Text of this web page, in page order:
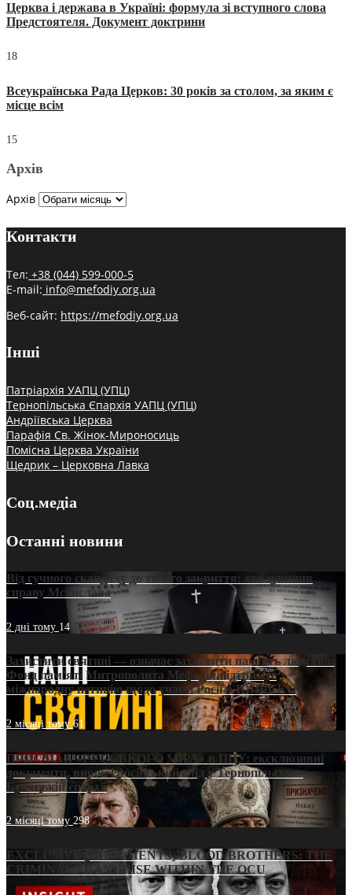
Церква і держава в Україні: формула зі вступного слова
Предстоятеля. Документ доктрини
18
Всеукраїнська Рада Церков: 30 років за столом, за яким є
місце всім
15
Архів
Архів
Контакти
Тел: +38 (044) 599-000-5
E-mail: info@mefodiy.org.ua
Веб-сайт: https://mefodiy.org.ua
Інші
Патріархія УАПЦ (УПЦ)
Тернопільська Єпархія УАПЦ (УПЦ)
Андріївська Церква
Парафія Св. Жінок-Мироносиць
Помісна Церква України
Щедрик – Церковна Лавка
Соц.медіа
Останні новини
Від гучного скандалу до тихого закриття: хто зупинив
справу Мстислава
2 дні тому 14
Захистити святині — означає захистити пам’ять людства:
Фонд пам’яті Митрополита Мефодія підтримує
міжнародну петицію щодо участі Росії в ЮНЕСКО
2 місяці тому61
ПРИСМАК «РУССЬКОГО МІРА» в ПЦУ: ексклюзивні
документи, вирок і російський слід у Тернопільсько-
Бучацькій єпархії
2 місяці тому 298
EXCLUSIVE (DOCUMENTS)/BLOOD BROTHERS: THE
CRIMINAL FRANCHISE WITHIN THE OCU